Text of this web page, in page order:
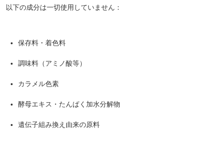
以下の成分は一切使用していません：
保存料・着色料
調味料（アミノ酸等）
カラメル色素
酵母エキス・たんぱく加水分解物
遺伝子組み換え由来の原料